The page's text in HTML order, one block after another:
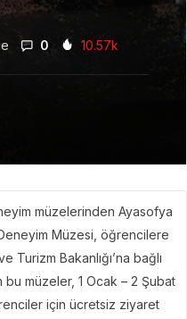
0 10.57k
müzelerinden Ayasofya
Müzesi, öğrencilere
Turizm Bakanlığı’na bağlı
müzeler, 1 Ocak – 2 Şubat
için ücretsiz ziyaret